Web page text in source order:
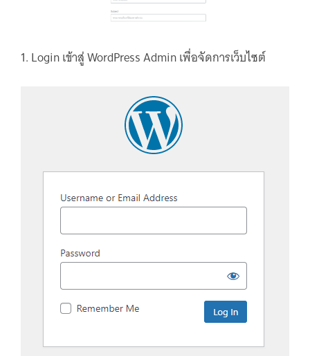
1. Login เข้าสู่ WordPress Admin เพื่อจัดการเว็บไซต์